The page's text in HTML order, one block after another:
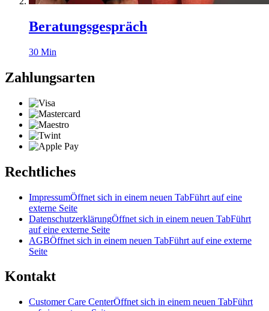
Beratungsgespräch
30 Min
Zahlungsarten
Rechtliches
ImpressumÖffnet sich in einem neuen TabFührt auf eine
externe Seite
DatenschutzerklärungÖffnet sich in einem neuen TabFührt
auf eine externe Seite
AGBÖffnet sich in einem neuen TabFührt auf eine externe
Seite
Kontakt
Customer Care CenterÖffnet sich in einem neuen TabFührt